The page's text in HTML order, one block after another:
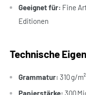
Geeignet für: Fine
Editionen
Technische
Grammatur: 310 g/m²
Papierstärke: 300